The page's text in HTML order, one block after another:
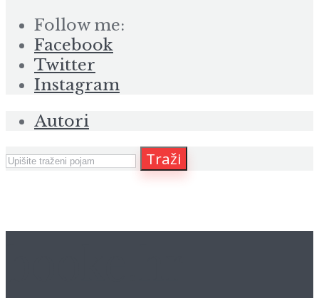
Follow me:
Facebook
Twitter
Instagram
Autori
Traži